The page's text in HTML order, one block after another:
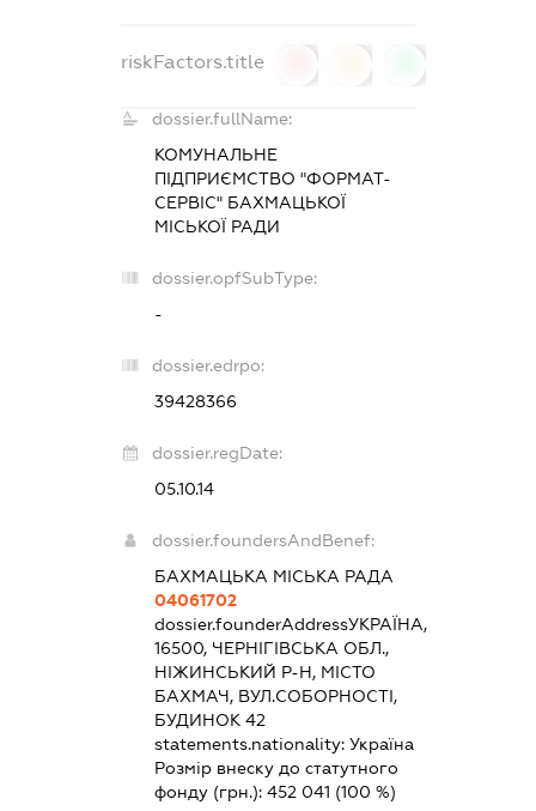
riskFactors.title
dossier.fullName:
КОМУНАЛЬНЕ
ПІДПРИЄМСТВО "ФОРМАТ-
СЕРВІС" БАХМАЦЬКОЇ
МІСЬКОЇ РАДИ
dossier.opfSubType:
-
dossier.edrpo:
39428366
dossier.regDate:
05.10.14
dossier.foundersAndBenef:
БАХМАЦЬКА МІСЬКА РАДА
04061702
dossier.founderAddressУКРАЇНА,
16500, ЧЕРНІГІВСЬКА ОБЛ.,
НІЖИНСЬКИЙ Р-Н, МІСТО
БАХМАЧ, ВУЛ.СОБОРНОСТІ,
БУДИНОК 42
statements.nationality: Україна
Розмір внеску до статутного
фонду (грн.): 452 041 (100 %)